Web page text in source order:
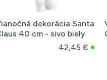
dekorácia Santa
40 cm - sivo biely
42,45 €